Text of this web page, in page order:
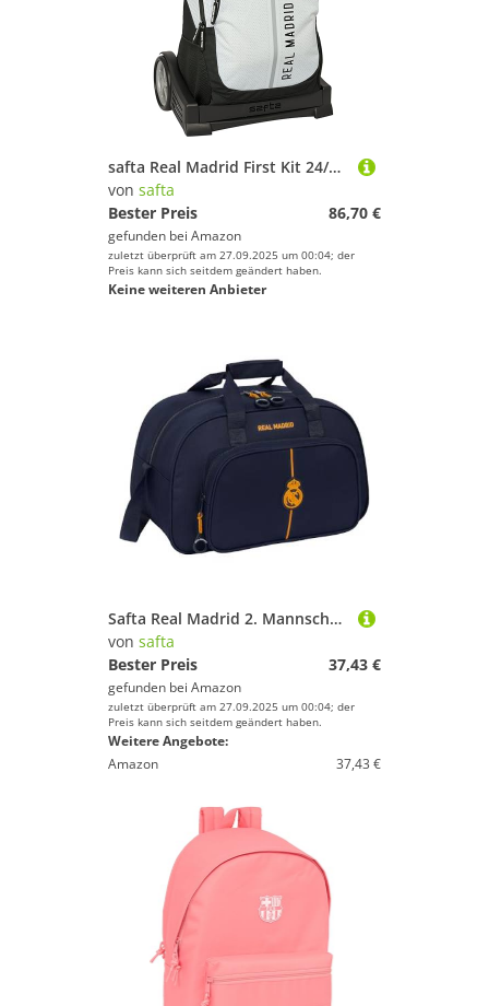
safta Real Madrid First Kit 24/25 With Evolution Backpack Trolley One Size
von safta
Bester Preis
86,70 €
gefunden bei Amazon
zuletzt überprüft am 27.09.2025 um 00:04; der
Preis kann sich seitdem geändert haben.
Keine weiteren Anbieter
Safta Real Madrid 2. Mannschaft 24/25 - Sporttasche, Rucksack, ideal für Kinder verschiedener Altersgruppen, bequem und vielseitig, Qualität und Widerstandsfähigkeit, 40 x 23 x 24 cm, Marineblau,
von safta
Bester Preis
37,43 €
gefunden bei Amazon
zuletzt überprüft am 27.09.2025 um 00:04; der
Preis kann sich seitdem geändert haben.
Weitere Angebote:
Amazon
37,43 €